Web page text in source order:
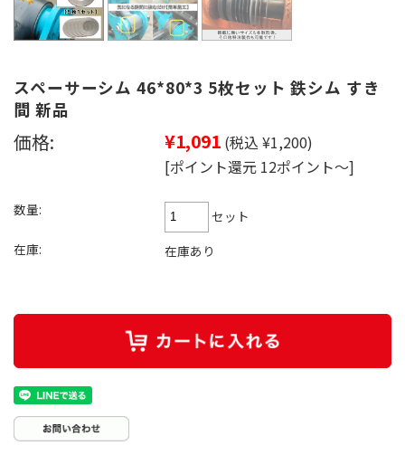
スペーサーシム 46*80*3 5枚セット 鉄シム すき
間 新品
価格: ¥1,091 (税込 ¥1,200)
[ポイント還元 12ポイント～]
数量:
セット
在庫:
在庫あり